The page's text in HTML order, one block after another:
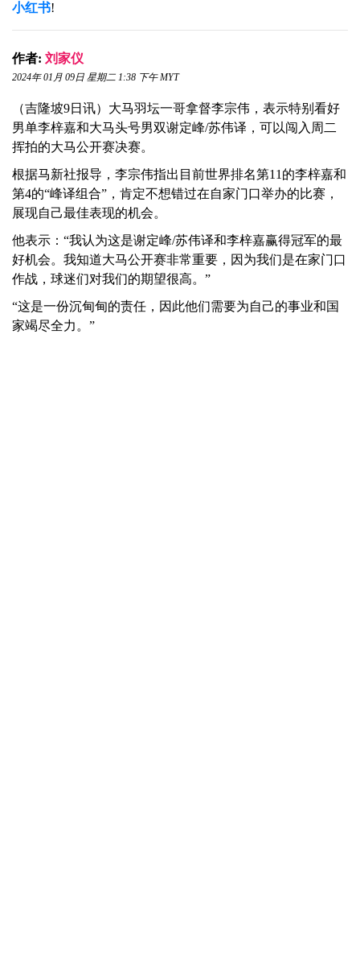
小红书!
作者: 刘家仪
2024年 01月 09日 星期二 1:38 下午 MYT
（吉隆坡9日讯）大马羽坛一哥拿督李宗伟，表示特别看好
男单李梓嘉和大马头号男双谢定峰/苏伟译，可以闯入周二
挥拍的大马公开赛决赛。
根据马新社报导，李宗伟指出目前世界排名第11的李梓嘉和
第4的“峰译组合”，肯定不想错过在自家门口举办的比赛，
展现自己最佳表现的机会。
他表示：“我认为这是谢定峰/苏伟译和李梓嘉赢得冠军的最
好机会。我知道大马公开赛非常重要，因为我们是在家门口
作战，球迷们对我们的期望很高。”
“这是一份沉甸甸的责任，因此他们需要为自己的事业和国
家竭尽全力。”